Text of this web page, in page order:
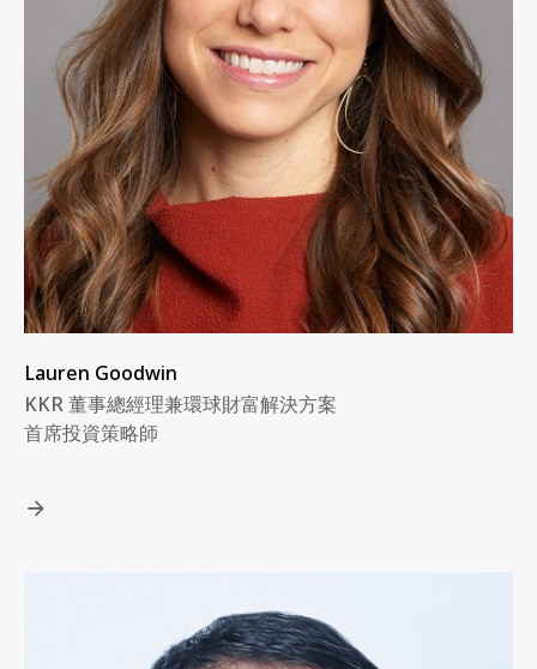
Lauren Goodwin
KKR 董事總經理兼環球財富解決方案
首席投資策略師